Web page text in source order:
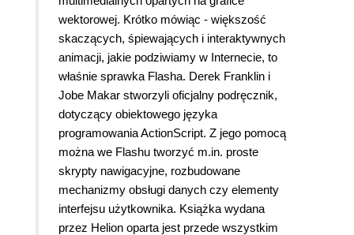
wektorowej. Krótko mówiąc - większość
skaczących, śpiewających i interaktywnych
animacji, jakie podziwiamy w Internecie, to
właśnie sprawka Flasha. Derek Franklin i
Jobe Makar stworzyli oficjalny podręcznik,
dotyczący obiektowego języka
programowania ActionScript. Z jego pomocą
można we Flashu tworzyć m.in. proste
skrypty nawigacyjne, rozbudowane
mechanizmy obsługi danych czy elementy
interfejsu użytkownika. Książka wydana
przez Helion oparta jest przede wszystkim